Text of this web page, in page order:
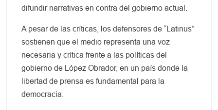
difundir narrativas en contra del gobierno actual.
A pesar de las críticas, los defensores de “Latinus”
sostienen que el medio representa una voz
necesaria y crítica frente a las políticas del
gobierno de López Obrador, en un país donde la
libertad de prensa es fundamental para la
democracia.